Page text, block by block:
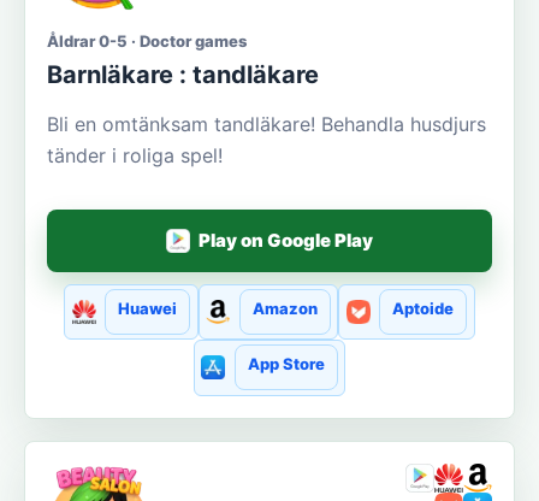
Åldrar 0-5 · Doctor games
Barnläkare : tandläkare
Bli en omtänksam tandläkare! Behandla husdjurs
tänder i roliga spel!
Play on Google Play
Huawei Amazon Aptoide
App Store